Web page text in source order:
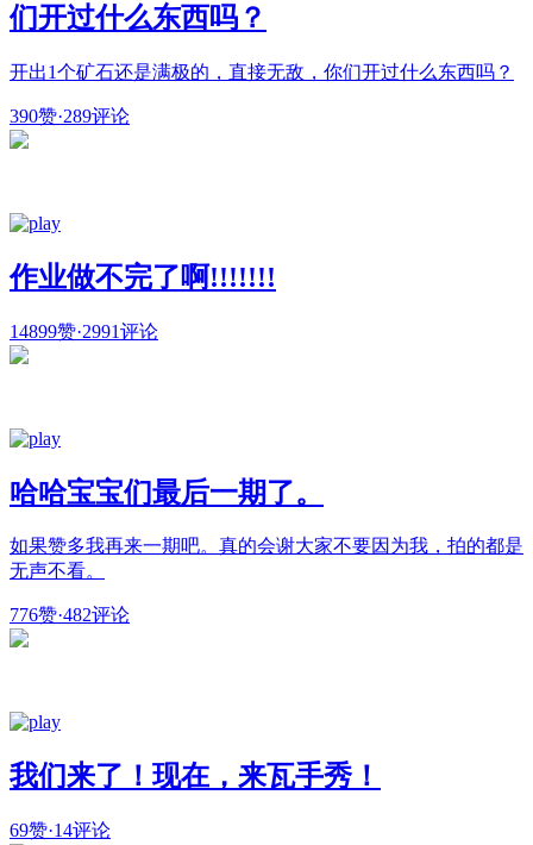
们开过什么东西吗？
开出1个矿石还是满极的，直接无敌，你们开过什么东西吗？
390赞·289评论
作业做不完了啊!!!!!!!
14899赞·2991评论
哈哈宝宝们最后一期了。
如果赞多我再来一期吧。真的会谢大家不要因为我，拍的都是
无声不看。
776赞·482评论
我们来了！现在，来瓦手秀！
69赞·14评论